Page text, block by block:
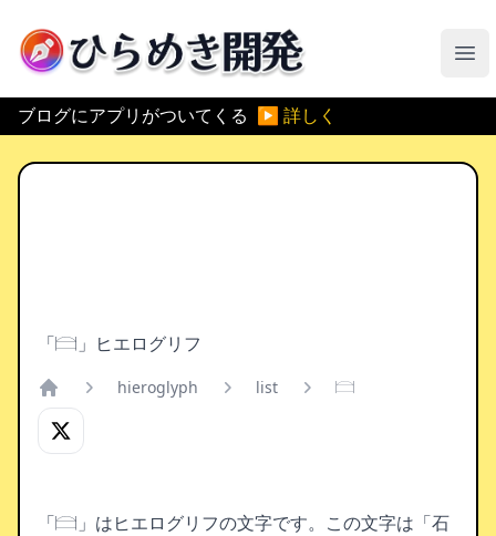
ひらめき開発
メ
ブログにアプリがついてくる ▶ 詳しく
「𓊭」ヒエログリフ
Home
hieroglyph list 𓊭
「𓊭」はヒエログリフの文字です。この文字は「石